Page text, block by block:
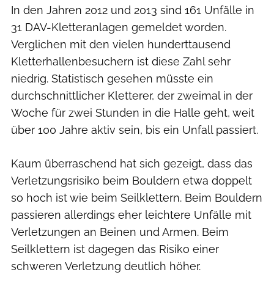
In den Jahren 2012 und 2013 sind 161 Unfälle in
31 DAV-Kletteranlagen gemeldet worden.
Verglichen mit den vielen hunderttausend
Kletterhallenbesuchern ist diese Zahl sehr
niedrig. Statistisch gesehen müsste ein
durchschnittlicher Kletterer, der zweimal in der
Woche für zwei Stunden in die Halle geht, weit
über 100 Jahre aktiv sein, bis ein Unfall passiert.
Kaum überraschend hat sich gezeigt, dass das
Verletzungsrisiko beim Bouldern etwa doppelt
so hoch ist wie beim Seilklettern. Beim Bouldern
passieren allerdings eher leichtere Unfälle mit
Verletzungen an Beinen und Armen. Beim
Seilklettern ist dagegen das Risiko einer
schweren Verletzung deutlich höher.